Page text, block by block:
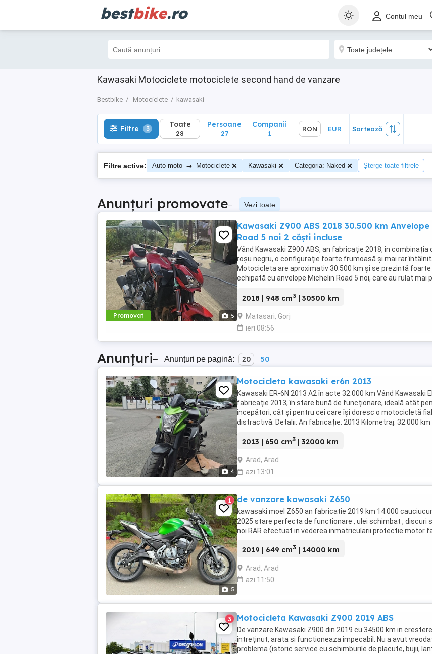
bestbike.ro Contul meu
Kawasaki Motociclete motociclete second hand de vanzare
Bestbike Motociclete kawasaki
Filtre 3 Toate
28
Sortează
Filtre 3 Toate
28
Persoane
27
Companii
1
RON EUR Sortează
Filtre active: Auto moto → Motociclete Kawasaki Categoria: Naked Șterge toate filtrele
Anunțuri promovate– Vezi toate
Promovat 5
Kawasaki Z900 ABS 2018 30.500 km Anvelope
Road 5 noi 2 căști incluse
Vând Kawasaki Z900 ABS, an fabricație 2018, în combinația
roșu negru, o configurație foarte frumoasă și mai rar
Motocicleta are aproximativ 30.500 km și se prezintă foarte
echipată cu anvelope Michelin Road 5 noi, care au rulat mai
2018 | 948 cm3 | 30500 km
Matasari, Gorj
ieri 08:56
Anunțuri– Anunțuri pe pagină: 20 50
4
Motocicleta kawasaki er6n 2013
Kawasaki ER-6N 2013 A2 în acte 32.000 km Vând Kawasaki
fabricație 2013, în stare bună de funcționare, ideală atât
începători, cât și pentru cei care își doresc o motocicletă
distractivă. Detalii: An fabricație: 2013 Kilometraj: 32.000 km
2013 | 650 cm3 | 32000 km
Arad, Arad
azi 13:01
5
1 de vanzare kawasaki Z650
kawasaki moel Z650 an fabricatie 2019 km 14.000
2025 stare perfecta de functionare , ulei schimbat , discuri
noi RAR efectuat in vederea inmatricularii protectie motor
2019 | 649 cm3 | 14000 km
Arad, Arad
azi 11:50
3 Motocicleta Kawasaki Z900 2019 ABS
De vanzare Kawasaki Z900 din 2019 cu 34500 km in
întreținut, arata si functioneaza impecabil. Nu a avut
problema (istoric service cu schimburile de placute, bujii,